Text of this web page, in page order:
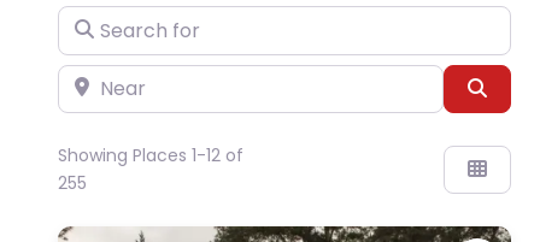
Search for
Near
Showing Places 1-12 of
255